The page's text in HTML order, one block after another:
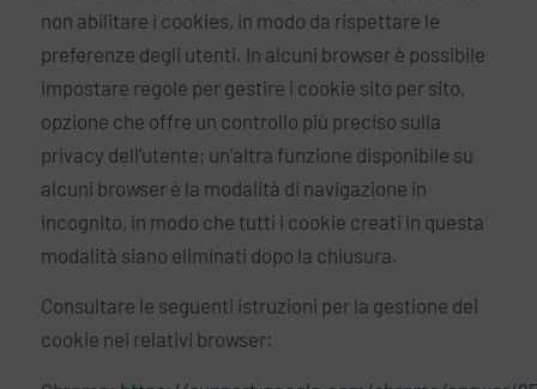
non abilitare i cookies, in modo da rispettare le
preferenze degli utenti. In alcuni browser è possibile
impostare regole per gestire i cookie sito per sito,
opzione che offre un controllo più preciso sulla
privacy dell’utente; un’altra funzione disponibile su
alcuni browser è la modalità di navigazione in
incognito, in modo che tutti i cookie creati in questa
modalità siano eliminati dopo la chiusura.
Consultare le seguenti istruzioni per la gestione dei
cookie nei relativi browser: